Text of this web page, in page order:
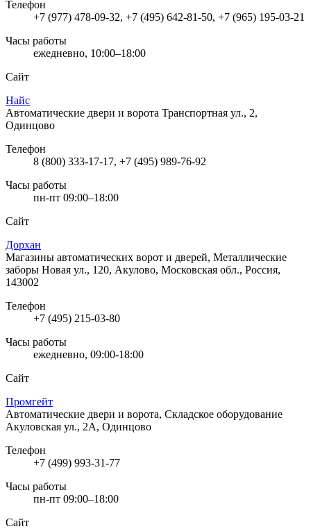
Телефон
+7 (977) 478-09-32, +7 (495) 642-81-50, +7 (965) 195-03-21
Часы работы
ежедневно, 10:00–18:00
Сайт
Найс
Автоматические двери и ворота Транспортная ул., 2,
Одинцово
Телефон
8 (800) 333-17-17, +7 (495) 989-76-92
Часы работы
пн-пт 09:00–18:00
Сайт
Дорхан
Магазины автоматических ворот и дверей, Металлические
заборы Новая ул., 120, Акулово, Московская обл., Россия,
143002
Телефон
+7 (495) 215-03-80
Часы работы
ежедневно, 09:00-18:00
Сайт
Промгейт
Автоматические двери и ворота, Складское оборудование
Акуловская ул., 2А, Одинцово
Телефон
+7 (499) 993-31-77
Часы работы
пн-пт 09:00–18:00
Сайт